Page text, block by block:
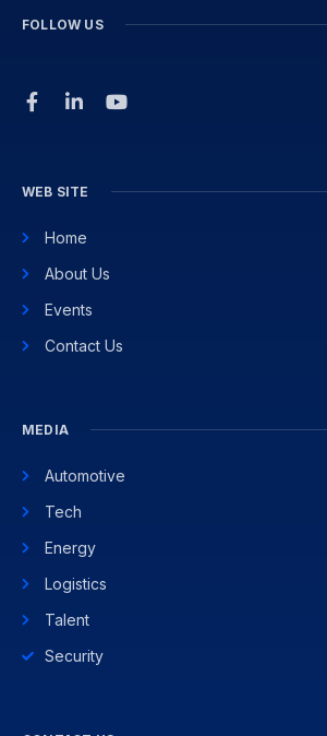
FOLLOW US
WEB SITE
Home
About Us
Events
Contact Us
MEDIA
Automotive
Tech
Energy
Logistics
Talent
Security